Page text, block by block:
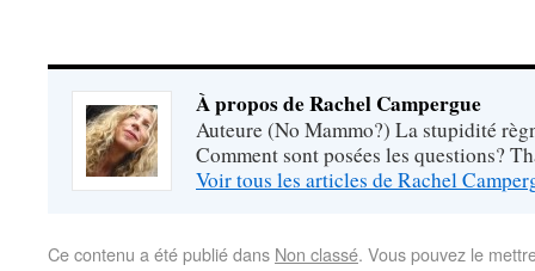
À propos de Rachel Campergue
Auteure (No Mammo?) La stupidité
Comment sont posées les questions?
Voir tous les articles de Rachel
Ce contenu a été publié dans Non classé. Vous pouvez le